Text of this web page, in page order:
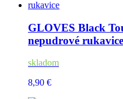
GLOVES Black
nepudrové rukavice
skladom
8,90 €